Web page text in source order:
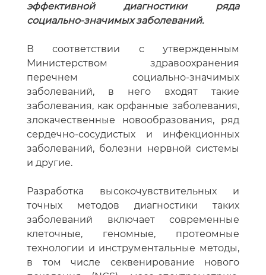
эффективной диагностики ряда
социально-значимых заболеваний.
В соответствии с утвержденным
Министерством здравоохранения
перечнем социально-значимых
заболеваний, в него входят такие
заболевания, как орфанные заболевания,
злокачественные новообразования, ряд
сердечно-сосудистых и инфекционных
заболеваний, болезни нервной системы
и другие.
Разработка высокочувствительных и
точных методов диагностики таких
заболеваний включает современные
клеточные, геномные, протеомные
технологии и инструментальные методы,
в том числе секвенирование нового